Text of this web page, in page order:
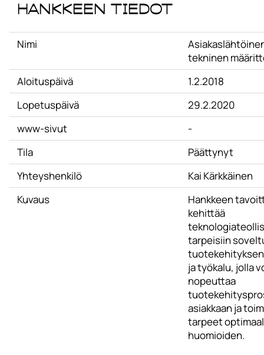
Hankkeen tiedot
Nimi
tekninen
Aloituspäivä
1.2.2018
Lopetuspäivä
29.2.2020
www-sivut
-
Tila
Päättynyt
Yhteyshenkilö
Kai Kärkkäinen
Kuvaus
Hankkeen
kehittää
tarpeisiin
ja työkalu, jolla
nopeuttaa
asiakkaan ja
tarpeet
huomioiden.